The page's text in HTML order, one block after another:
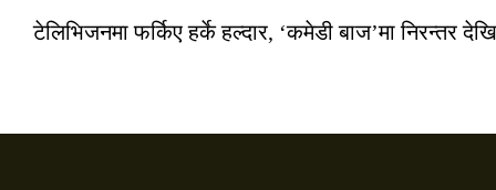
टेलिभिजनमा फर्किए हर्के हल्दार, ‘कमेडी बाज’मा निरन्तर